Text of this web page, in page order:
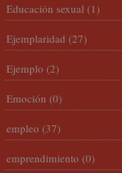
Educación sexual (1)
Ejemplaridad (27)
Ejemplo (2)
Emoción (0)
empleo (37)
emprendimiento (0)